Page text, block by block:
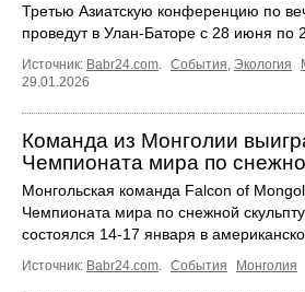
Третью Азиатскую конференцию по
проведут в Улан-Баторе с 28 июня по
Источник: Babr24.com. События, Экология
29.01.2026
Команда из Монголии
Чемпионата мира по
Монгольская команда Falcon of
Чемпионата мира по снежной
состоялся 14-17 января в
Источник: Babr24.com. События Монголия